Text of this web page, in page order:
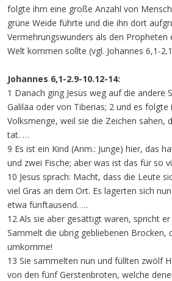
folgte ihm eine große Anzahl von
grüne Weide führte und die ihn dort
Vermehrungswunders als den Propheten
Welt kommen sollte (vgl. Johannes 6,1-
Johannes 6,1-2.9-10.12-14:
1 Danach ging Jesus weg auf die andere
Galiläa oder von Tiberias; 2 und es
Volksmenge, weil sie die Zeichen sahen,
tat. …
9 Es ist ein Kind (Anm.: Junge) hier, das
und zwei Fische; aber was ist das für so
10 Jesus sprach: Macht, dass die Leute
viel Gras an dem Ort. Es lagerten sich
etwa fünftausend. …
12 Als sie aber gesättigt waren, spricht er
Sammelt die übrig gebliebenen Brocken,
umkomme!
13 Sie sammelten nun und füllten zwölf
von den fünf Gerstenbroten, welche